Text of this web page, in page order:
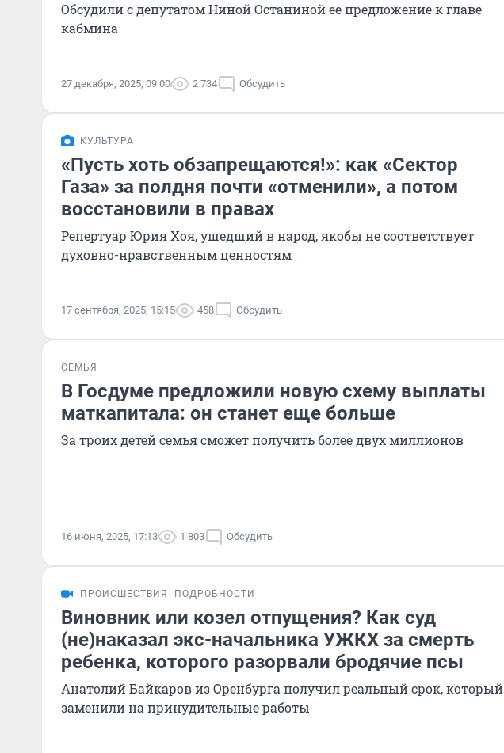
Обсудили с депутатом Ниной Останиной ее предложение к главе
кабмина
27 декабря, 2025, 09:00 2 734 Обсудить
КУЛЬТУРА
«Пусть хоть обзапрещаются!»: как «Сектор
Газа» за полдня почти «отменили», а потом
восстановили в правах
Репертуар Юрия Хоя, ушедший в народ, якобы не соответствует
духовно-нравственным ценностям
17 сентября, 2025, 15:15 458 Обсудить
СЕМЬЯ
В Госдуме предложили новую схему выплаты
маткапитала: он станет еще больше
За троих детей семья сможет получить более двух миллионов
16 июня, 2025, 17:13 1 803 Обсудить
ПРОИСШЕСТВИЯ ПОДРОБНОСТИ
Виновник или козел отпущения? Как суд
(не)наказал экс-начальника УЖКХ за смерть
ребенка, которого разорвали бродячие псы
Анатолий Байкаров из Оренбурга получил реальный срок, который
заменили на принудительные работы